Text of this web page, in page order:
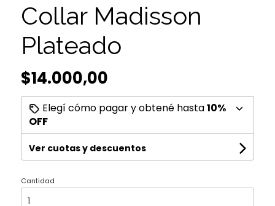
Collar Madisson
Plateado
$14.000,00
Elegí cómo pagar y obtené hasta10%
OFF
Ver cuotas y descuentos
Cantidad